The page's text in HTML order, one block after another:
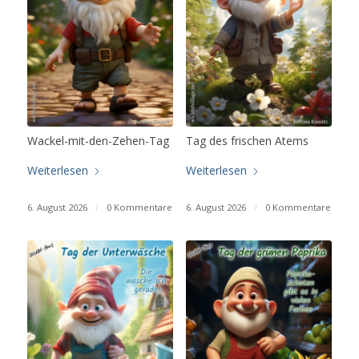
Wackel-mit-den-Zehen-Tag
Weiterlesen
6. August 2026 / 0 Kommentare
Tag des frischen Atems
Weiterlesen
6. August 2026 / 0 Kommentare